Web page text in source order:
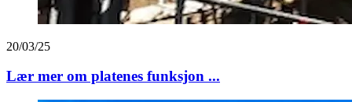
20/03/25
Lær mer om platenes funksjon ...